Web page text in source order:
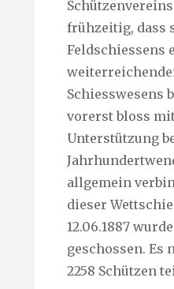
frühzeitig, dass
Feldschiessens
Schiesswesens
vorerst bloss
Unterstützung
allgemein
dieser
12.06.1887
geschossen. Es
2258 Schützen